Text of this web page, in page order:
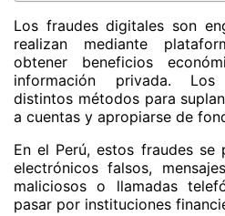
Los fraudes digitales son
realizan mediante
obtener beneficios
información privada. Los
distintos métodos para
a cuentas y apropiarse de
En el Perú, estos fraudes se
electrónicos falsos,
maliciosos o llamadas
pasar por instituciones